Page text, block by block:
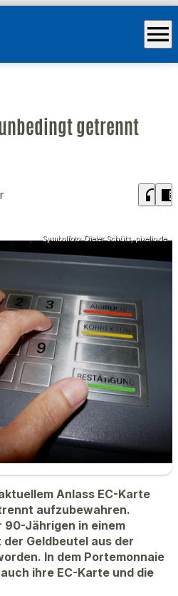
menu
getrennt
headphones chrome_reader_mode
Symbolfoto: Dieter Schütz, pixelio.de
Anlass EC-Karte
aufzubewahren.
Jährigen in einem
Geldbeutel aus der
In dem Portemonnaie
ihre EC-Karte und die